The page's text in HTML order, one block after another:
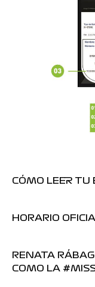
CÓMO LEER TU
HORARIO
RENATA
COMO LA